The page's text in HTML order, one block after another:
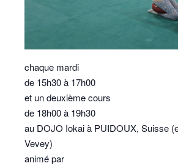
chaque mardi
de 15h30 à 17h00
et un deuxième cours
de 18h00 à 19h30
au DOJO Iokai à PUIDOUX, Suisse
Vevey)
animé par